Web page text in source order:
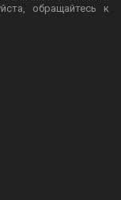
обращайтесь к